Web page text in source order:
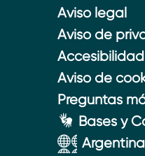
Aviso legal
Aviso de
Accesibilidad
Aviso de
Preguntas
Bases y
Argentina